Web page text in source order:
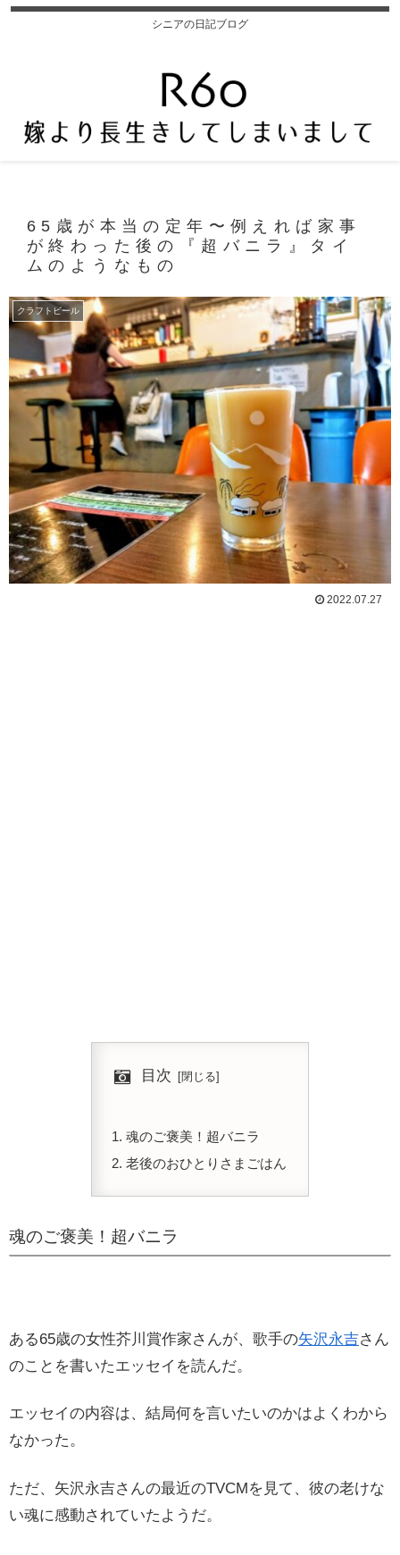
シニアの日記ブログ
65歳が本当の定年〜例えれば家事
が終わった後の『超バニラ』タイ
ムのようなもの
クラフトビール
2022.07.27
目次
魂のご褒美！超バニラ
老後のおひとりさまごはん
魂のご褒美！超バニラ
ある65歳の女性芥川賞作家さんが、歌手の矢沢永吉さん
のことを書いたエッセイを読んだ。
エッセイの内容は、結局何を言いたいのかはよくわから
なかった。
ただ、矢沢永吉さんの最近のTVCMを見て、彼の老けな
い魂に感動されていたようだ。